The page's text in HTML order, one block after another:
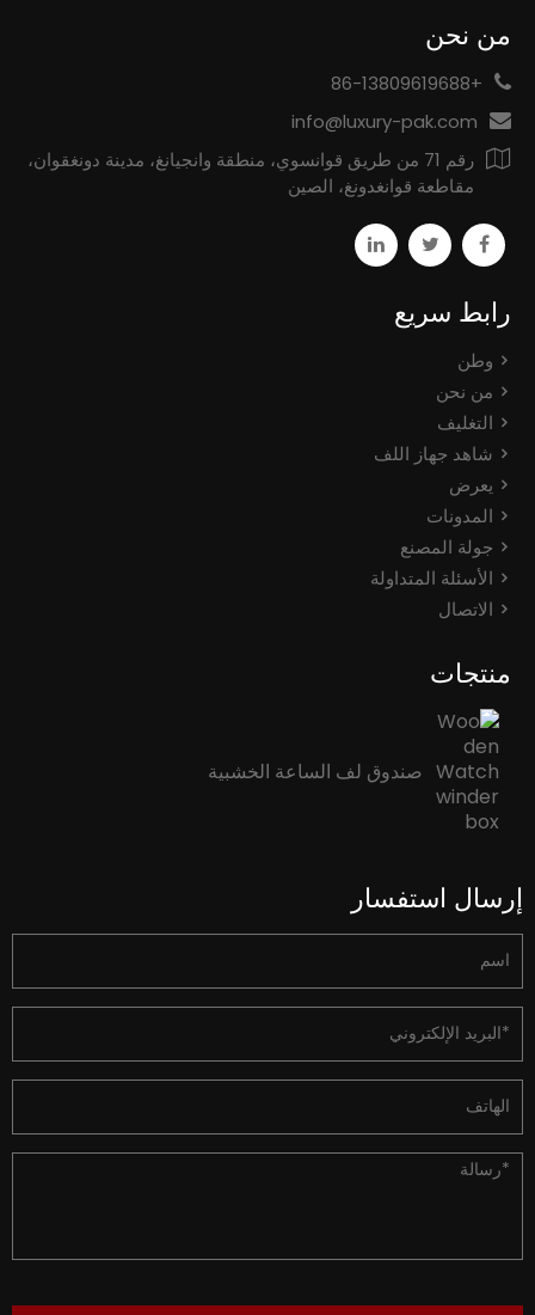
من نحن
+86-13809619688
info@luxury-pak.com
رقم 71 من طريق قوانسوي، منطقة وانجيانغ، مدينة دونغقوان،
مقاطعة قوانغدونغ، الصين
رابط سريع
وطن
من نحن
التغليف
شاهد جهاز اللف
يعرض
المدونات
جولة المصنع
الأسئلة المتداولة
الاتصال
منتجات
صندوق لف الساعة الخشبية
إرسال استفسار